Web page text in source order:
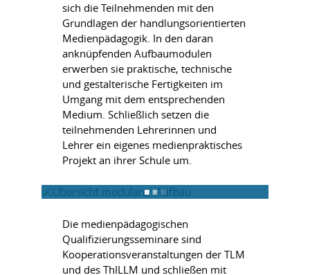
sich die Teilnehmenden mit den
Grundlagen der handlungsorientierten
Medienpädagogik. In den daran
anknüpfenden Aufbaumodulen
erwerben sie praktische, technische
und gestalterische Fertigkeiten im
Umgang mit dem entsprechenden
Medium. Schließlich setzen die
teilnehmenden Lehrerinnen und
Lehrer ein eigenes medienpraktisches
Projekt an ihrer Schule um.
Die medienpädagogischen
Qualifizierungsseminare sind
Kooperationsveranstaltungen der TLM
und des ThILLM und schließen mit